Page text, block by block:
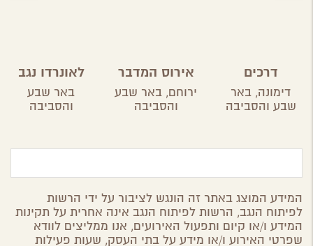
דרכים
דימונה, באר
שבע והסביבה
אירוס המדבר
ירוחם, באר שבע
והסביבה
לאונרדו נגב
באר שבע
והסביבה
המידע המוצג באתר זה הונגש לציבור על ידי הרשות
לפיתוח הנגב, הרשות לפיתוח הנגב אינה אחרית על תקינות
המידע ו/או קיום ותפעול האירועים, אנו ממליצים לוודא
שפרטי האירוע ו/או מידע על בתי העסק, שעות פעילות